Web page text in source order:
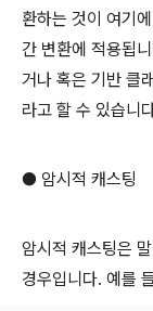
환하는 것이 여기
간 변환에 적용됩
거나 혹은 기반 클
라고 할 수 있습니
● 암시적 캐스팅
암시적 캐스팅은
경우입니다. 예를